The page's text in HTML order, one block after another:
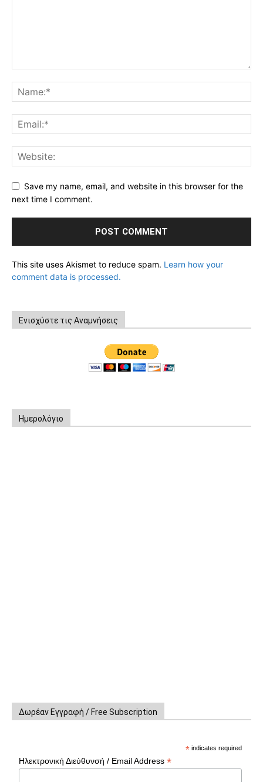
Save my name, email, and website in this browser for the
next time I comment.
This site uses Akismet to reduce spam. Learn how your
comment data is processed.
Ενισχύστε τις Αναμνήσεις
Ημερολόγιο
Δωρέαν Εγγραφή / Free Subscription
* indicates required
Ηλεκτρονική Διεύθυνσή / Email Address*